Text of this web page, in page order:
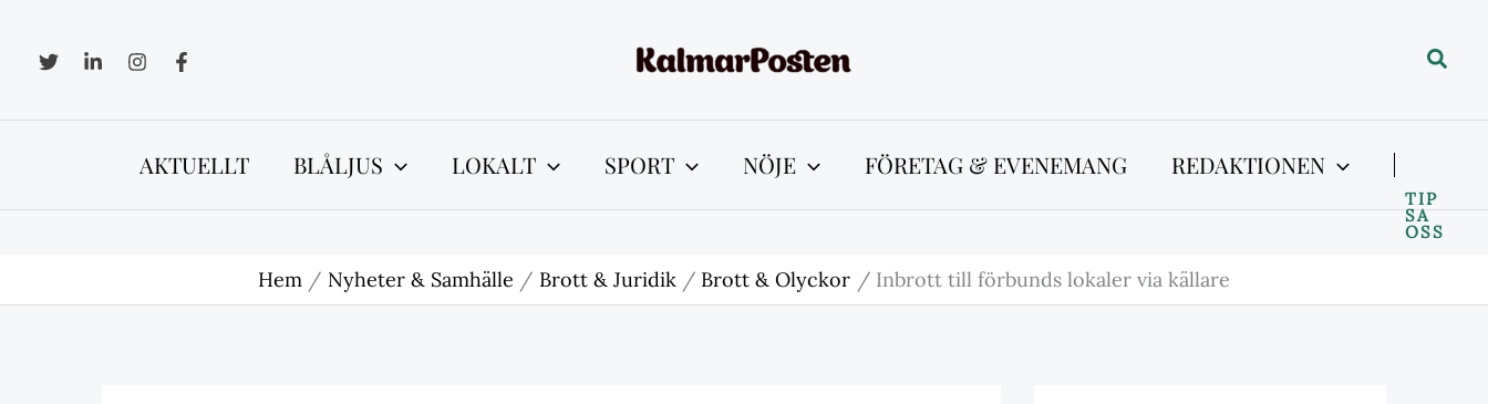
innehåll
Sök
AKTUELLT BLÅLJUS LOKALT SPORT NÖJE FÖRETAG & EVENEMANG REDAKTIONEN
TIP
SA
OSS
Hem Nyheter & Samhälle Brott & Juridik Brott & Olyckor Inbrott till förbunds lokaler via källare